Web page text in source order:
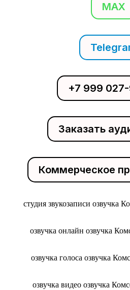
MAX
+7 999
Заказать
Коммерческое
студия звукозаписи озвучка
озвучка онлайн озвучка
озвучка голоса озвучка
озвучка видео озвучка